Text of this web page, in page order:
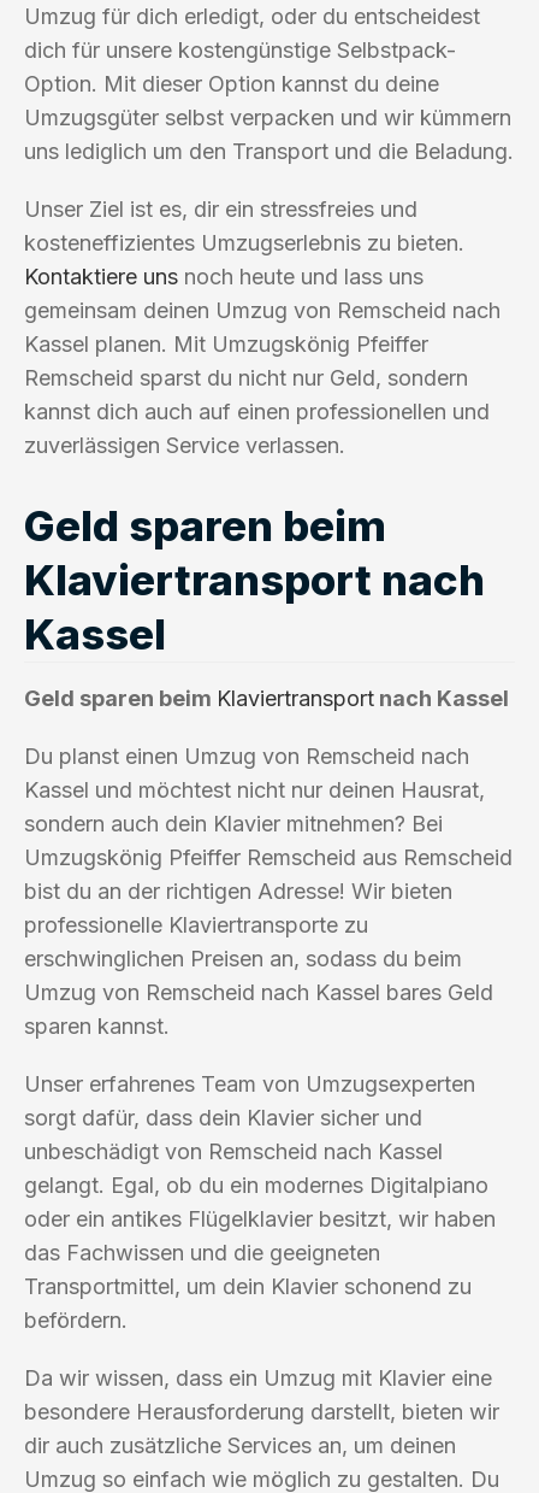
Umzug für dich erledigt, oder du entscheidest
dich für unsere kostengünstige Selbstpack-
Option. Mit dieser Option kannst du deine
Umzugsgüter selbst verpacken und wir kümmern
uns lediglich um den Transport und die Beladung.
Unser Ziel ist es, dir ein stressfreies und
kosteneffizientes Umzugserlebnis zu bieten.
Kontaktiere uns noch heute und lass uns
gemeinsam deinen Umzug von Remscheid nach
Kassel planen. Mit Umzugskönig Pfeiffer
Remscheid sparst du nicht nur Geld, sondern
kannst dich auch auf einen professionellen und
zuverlässigen Service verlassen.
Geld sparen beim
Klaviertransport nach
Kassel
Geld sparen beim Klaviertransport nach Kassel
Du planst einen Umzug von Remscheid nach
Kassel und möchtest nicht nur deinen Hausrat,
sondern auch dein Klavier mitnehmen? Bei
Umzugskönig Pfeiffer Remscheid aus Remscheid
bist du an der richtigen Adresse! Wir bieten
professionelle Klaviertransporte zu
erschwinglichen Preisen an, sodass du beim
Umzug von Remscheid nach Kassel bares Geld
sparen kannst.
Unser erfahrenes Team von Umzugsexperten
sorgt dafür, dass dein Klavier sicher und
unbeschädigt von Remscheid nach Kassel
gelangt. Egal, ob du ein modernes Digitalpiano
oder ein antikes Flügelklavier besitzt, wir haben
das Fachwissen und die geeigneten
Transportmittel, um dein Klavier schonend zu
befördern.
Da wir wissen, dass ein Umzug mit Klavier eine
besondere Herausforderung darstellt, bieten wir
dir auch zusätzliche Services an, um deinen
Umzug so einfach wie möglich zu gestalten. Du